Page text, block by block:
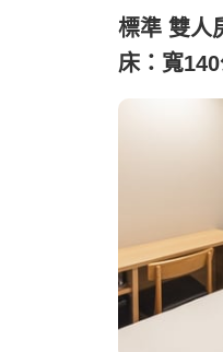
標準 雙人
床：寬